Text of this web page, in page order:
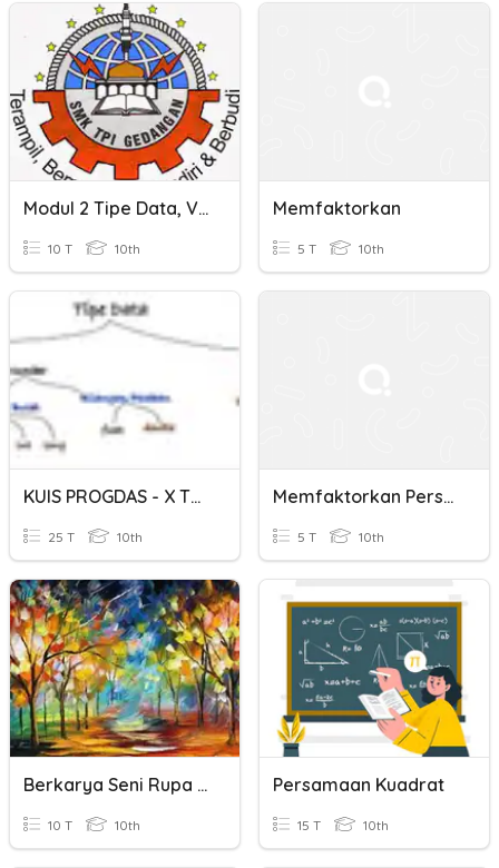
Modul 2 Tipe Data, Variabel, Konstanta, Operator Dan Ekspresi
10 T 10th
Memfaktorkan
5 T 10th
KUIS PROGDAS - X TKJ 1 (VAR, TIPE DATA, OPERATOR, EKSPRESI)
25 T 10th
Memfaktorkan Persamaan Kuadrat XA12
5 T 10th
Berkarya Seni Rupa Dua Dimensi (X)
10 T 10th
Persamaan Kuadrat
15 T 10th